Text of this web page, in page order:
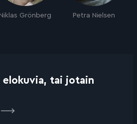
Niklas Grönberg Petra Nielsen
elokuvia, tai jotain